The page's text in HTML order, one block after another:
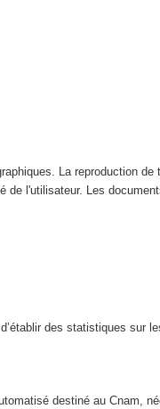
La reproduction
l'utilisateur. Les
des statistiques sur
destiné au Cnam,